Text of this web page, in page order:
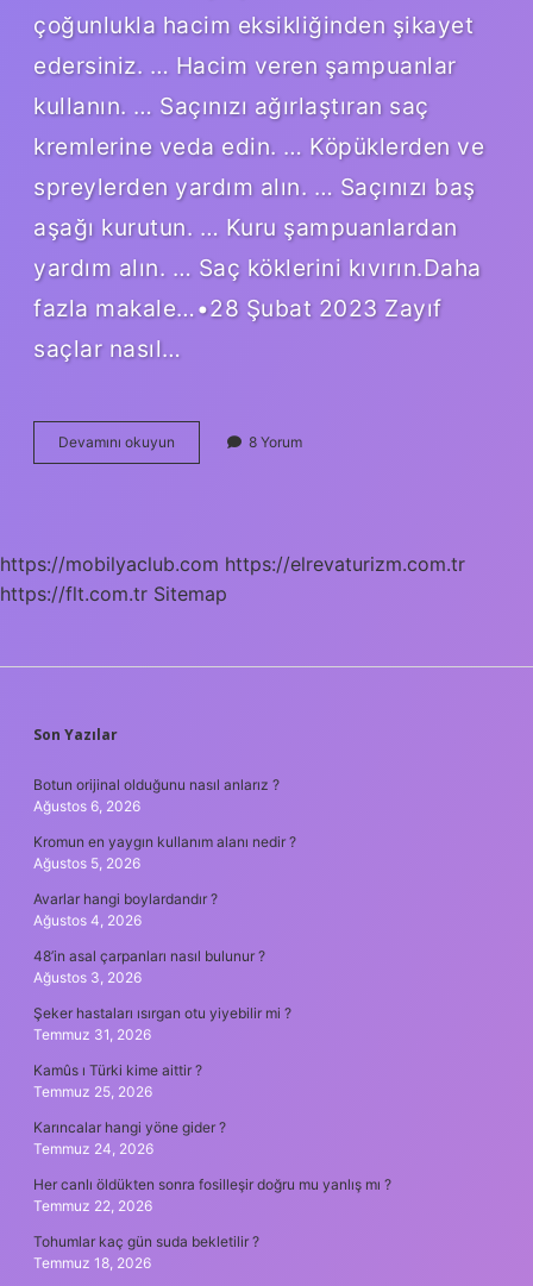
çoğunlukla hacim eksikliğinden şikayet
edersiniz. … Hacim veren şampuanlar
kullanın. … Saçınızı ağırlaştıran saç
kremlerine veda edin. … Köpüklerden ve
spreylerden yardım alın. … Saçınızı baş
aşağı kurutun. … Kuru şampuanlardan
yardım alın. … Saç köklerini kıvırın.Daha
fazla makale…•28 Şubat 2023 Zayıf
saçlar nasıl…
Devamını okuyun
Saçlar
8 Yorum
https://mobilyaclub.com https://elrevaturizm.com.tr
https://flt.com.tr Sitemap
SIDEBAR
Son Yazılar
Botun orijinal olduğunu nasıl anlarız ?
Ağustos 6, 2026
Kromun en yaygın kullanım alanı nedir ?
Ağustos 5, 2026
Avarlar hangi boylardandır ?
Ağustos 4, 2026
48’in asal çarpanları nasıl bulunur ?
Ağustos 3, 2026
Şeker hastaları ısırgan otu yiyebilir mi ?
Temmuz 31, 2026
Kamûs ı Türki kime aittir ?
Temmuz 25, 2026
Karıncalar hangi yöne gider ?
Temmuz 24, 2026
Her canlı öldükten sonra fosilleşir doğru mu yanlış mı ?
Temmuz 22, 2026
Tohumlar kaç gün suda bekletilir ?
Temmuz 18, 2026